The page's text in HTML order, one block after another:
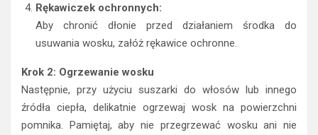
Rękawiczek ochronnych:
Aby chronić dłonie przed działaniem środka do
usuwania wosku, załóż rękawice ochronne.
Krok 2: Ogrzewanie wosku
Następnie, przy użyciu suszarki do włosów lub innego
źródła ciepła, delikatnie ogrzewaj wosk na powierzchni
pomnika. Pamiętaj, aby nie przegrzewać wosku ani nie